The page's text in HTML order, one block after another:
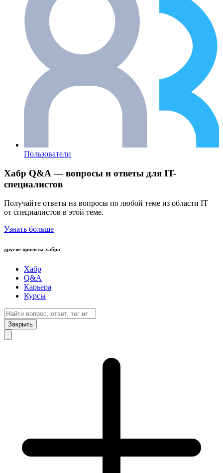
Пользователи
Хабр Q&A — вопросы и ответы для IT-
специалистов
Получайте ответы на вопросы по любой теме из области IT
от специалистов в этой теме.
Узнать больше
другие проекты хабра
Хабр
Q&A
Карьера
Курсы
Закрыть